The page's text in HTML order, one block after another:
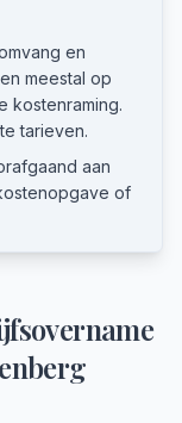
en
meestal op
kostenraming.
tarieven.
aan
of